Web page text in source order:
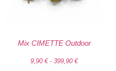
Mix CIMETTE Outdoor
9,90 € - 399,90 €